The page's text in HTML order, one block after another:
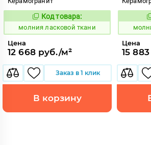
1005355
Код товара:
молния ласковой ткани
Цена
12 668 руб./м²
Заказ в 1 клик
В корзину
Цена
15